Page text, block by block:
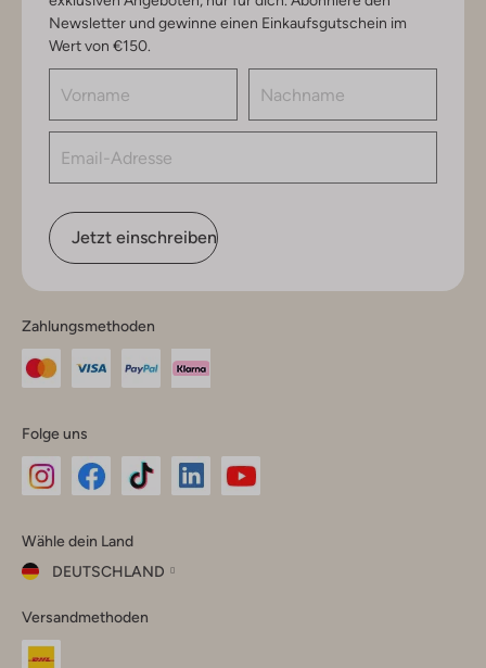
Newsletter und gewinne einen Einkaufsgutschein im
Wert von €150.
Jetzt einschreiben
Zahlungsmethoden
Folge uns
Instagram
Facebook
TikTok
Wähle dein Land
DEUTSCHLAND
dein
Land
Versandmethoden